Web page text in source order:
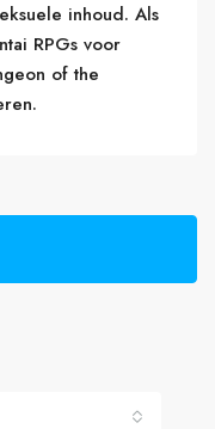
inhoud. Als
RPGs voor
of the